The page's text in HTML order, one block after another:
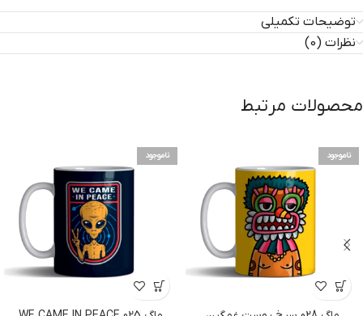
توضیحات تکمیلی
نظرات (0)
محصولات مرتبط
ناموجود ناموجود